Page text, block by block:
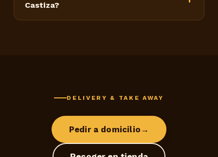
Castiza?
DELIVERY & TAKE AWAY
Pedir a domicilio →